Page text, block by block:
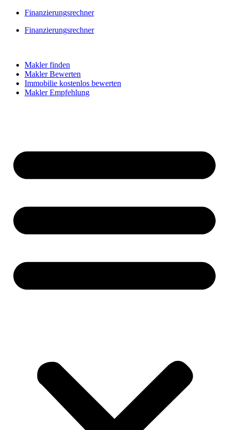
Skip
content
Finanzierungsrechner
Finanzierungsrechner
Makler finden
Makler Bewerten
Immobilie kostenlos bewerten
Makler Empfehlung